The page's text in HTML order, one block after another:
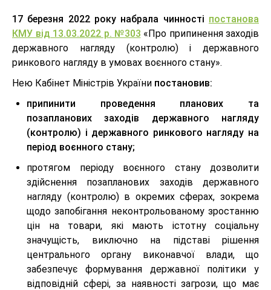
17 березня 2022 року набрала чинності постанова
КМУ від 13.03.2022 р. №303 «Про припинення заходів
державного нагляду (контролю) і державного
ринкового нагляду в умовах воєнного стану».
Нею Кабінет Міністрів України постановив:
припинити проведення планових та
позапланових заходів державного нагляду
(контролю) і державного ринкового нагляду на
період воєнного стану;
протягом періоду воєнного стану дозволити
здійснення позапланових заходів державного
нагляду (контролю) в окремих сферах, зокрема
щодо запобігання неконтрольованому зростанню
цін на товари, які мають істотну соціальну
значущість, виключно на підставі рішення
центрального органу виконавчої влади, що
забезпечує формування державної політики у
відповідній сфері, за наявності загрози, що має